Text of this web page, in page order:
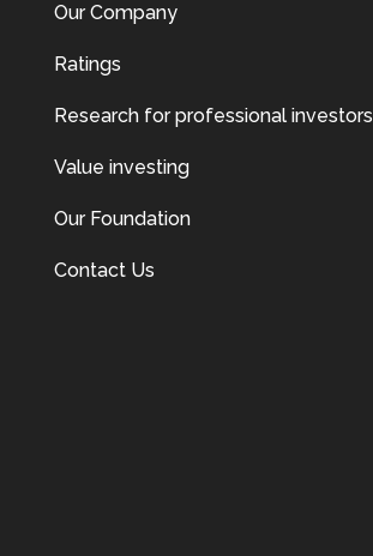
Our Company
Ratings
Research for professional investors
Value investing
Our Foundation
Contact Us